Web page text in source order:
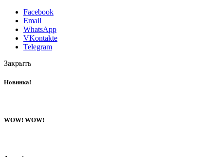
Facebook
Email
WhatsApp
VKontakte
Telegram
Закрыть
Новинка!
WOW! WOW!